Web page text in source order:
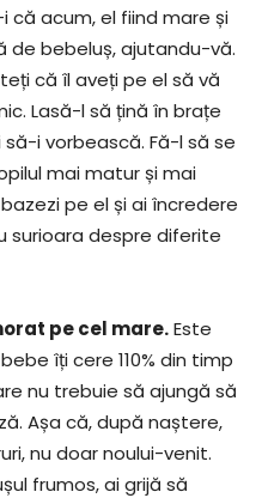
că acum, el fiind mare și
de bebeluș, ajutandu-vă.
că îl aveți pe el să vă
Lasă-l să țină în brațe
i vorbească. Fă-l să se
mai matur și mai
pe el și ai încredere
surioara despre diferite
pe cel mare.Este
îți cere 110% din timp
nu trebuie să ajungă să
Așa că, după naștere,
nu doar noului-venit.
frumos, ai grijă să